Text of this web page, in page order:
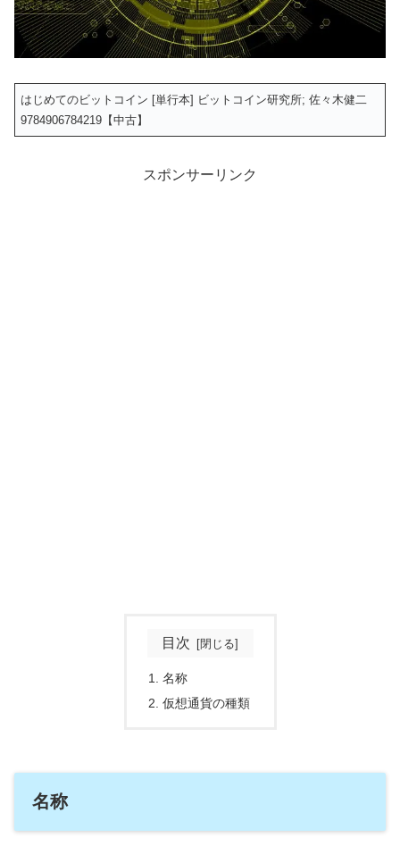
はじめてのビットコイン [単行本] ビットコイン研究所; 佐々木健二
9784906784219【中古】
スポンサーリンク
目次
名称
仮想通貨の種類
名称